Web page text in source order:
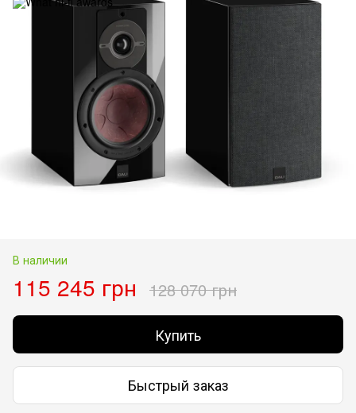
В наличии
115 245 грн 128 070 грн
Купить
Быстрый заказ